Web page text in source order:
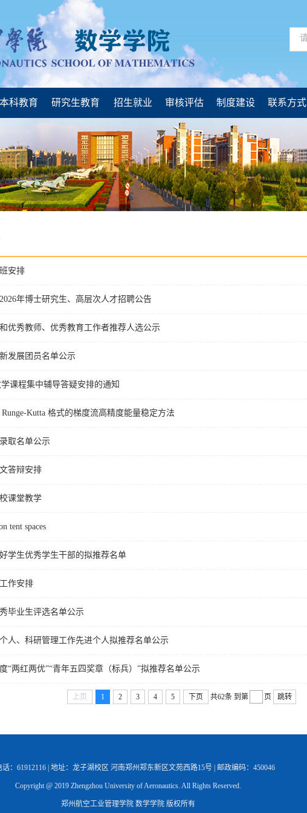
本科教育 研究生教育 招生就业 审核评估 制度建设 联系方式
安排
年博士研究生、高层次人才招聘公告
优秀教师、优秀教育工作者推荐人选公示
发展团员名单公示
课程集中辅导答疑安排的通知
Kutta 格式的梯度流高精度能量稳定方法
取名单公示
答辩安排
课堂教学
tent spaces
学生优秀学生干部的拟推荐名单
作安排
毕业生评选名单公示
人、科研管理工作先进个人拟推荐名单公示
“两红两优”“青年五四奖章（标兵）”拟推荐名单公示
上页 1 2 3 4 5 下页 共62条 到第 页 跳转
话：61912116 | 地址：龙子湖校区 河南郑州郑东新区文苑西路15号 | 邮政编码：450046
Copyright @ 2019 Zhengzhou University of Aeronautics. All Rights Reserved.
郑州航空工业管理学院 数学学院 版权所有